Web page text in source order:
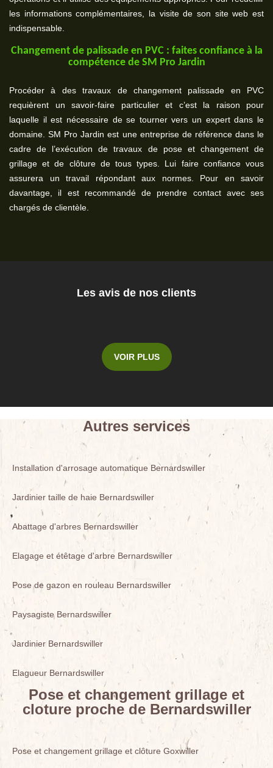
les informations complémentaires, la visite de son site web est
indispensable.
Changement de palissade en PVC : faites confiance à la
compétence de SM Pro Jardin
Procéder à des travaux de changement palissade en PVC
requièrent un savoir-faire particulier et c’est la raison pour
laquelle il est nécessaire de se tourner vers un expert dans le
domaine. SM Pro Jardin est une entreprise de référence dans le
cadre de l’exécution de travaux de pose et changement de
grillage et de clôture de tous types. Lui faire confiance vous
assurera un travail répondant aux normes. Pour en savoir
davantage, il est recommandé de prendre contact avec ses
chargés de clientèle.
Les avis de nos clients
VOIR PLUS
Autres services
Installation d'arrosage automatique Bernardswiller
Jardinier taille de haie Bernardswiller
Abattage d'arbres Bernardswiller
Elagage et étêtage d'arbre Bernardswiller
Pose de gazon en rouleau Bernardswiller
Paysagiste Bernardswiller
Jardinier Bernardswiller
Elagueur Bernardswiller
Pose et changement grillage et
cloture proche de Bernardswiller
Pose et changement grillage et clôture Goxwiller